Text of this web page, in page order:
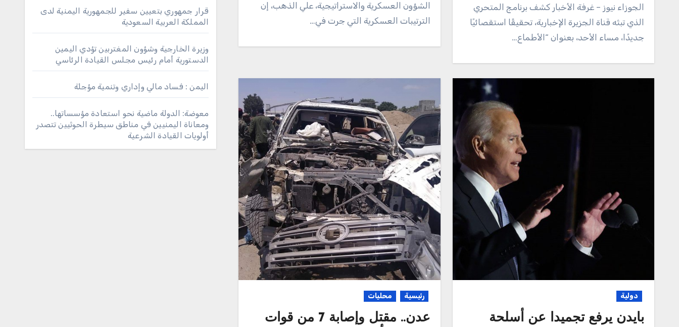
الذي تبثه قناة الجزيرة الإخبارية، تحقيقًا استقصائيًا
جديدًا، مساء الأحد، بعنوان “الأطماع…
الشؤون العسكرية والاستراتيجية، علي الذهب، إن
الترتيبات العسكرية التي جرت في…
دولية
بايدن يرفع تجميدا عن أسلحة
رئيسية محليات
عدن.. مقتل وإصابة 7 من قوات
قرار جمهوري بتعيين سفير للجمهورية اليمنية لدى
المملكة العربية السعودية
وزيرة الخارجية وشؤون المغتربين تؤدي اليمين
الدستورية أمام رئيس مجلس القيادة الرئاسي
اليمن : فساد مالي وإداري وتنمية مؤجلة
معوضة: الدولة ماضية نحو استعادة مؤسساتها..
ومعاناة اليمنيين في مناطق سيطرة الحوثيين تتصدر
أولويات القيادة الشرعية